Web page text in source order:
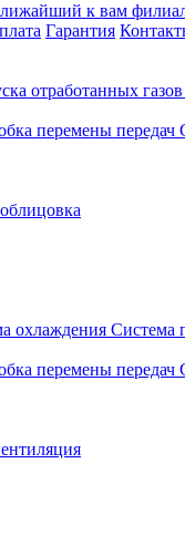
к вам
Гарантия
отработанных газов
перемены передач
охлаждения Система
перемены передач